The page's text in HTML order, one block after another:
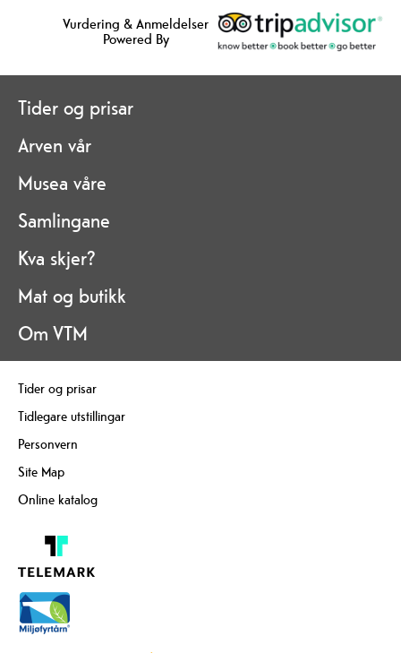
Vurdering & Anmeldelser
Powered By
Tider og prisar
Arven vår
Musea våre
Samlingane
Kva skjer?
Mat og butikk
Om VTM
Tider og prisar
Tidlegare utstillingar
Personvern
Site Map
Online katalog